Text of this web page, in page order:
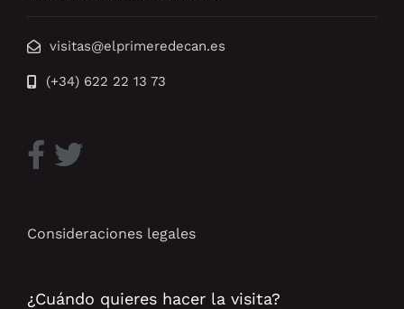
visitas@elprimeredecan.es
(+34) 622 22 13 73
Consideraciones legales
¿Cuándo quieres hacer la visita?